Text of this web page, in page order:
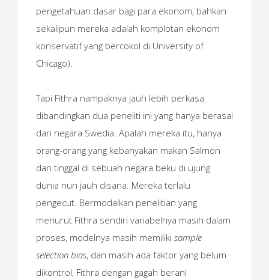
pengetahuan dasar bagi para ekonom, bahkan
sekalipun mereka adalah komplotan ekonom
konservatif yang bercokol di University of
Chicago).
Tapi Fithra nampaknya jauh lebih perkasa
dibandingkan dua peneliti ini yang hanya berasal
dari negara Swedia. Apalah mereka itu, hanya
orang-orang yang kebanyakan makan Salmon
dan tinggal di sebuah negara beku di ujung
dunia nun jauh disana. Mereka terlalu
pengecut. Bermodalkan penelitian yang
menurut Fithra sendiri variabelnya masih dalam
proses, modelnya masih memiliki sample
selection bias, dan masih ada faktor yang belum
dikontrol, Fithra dengan gagah berani